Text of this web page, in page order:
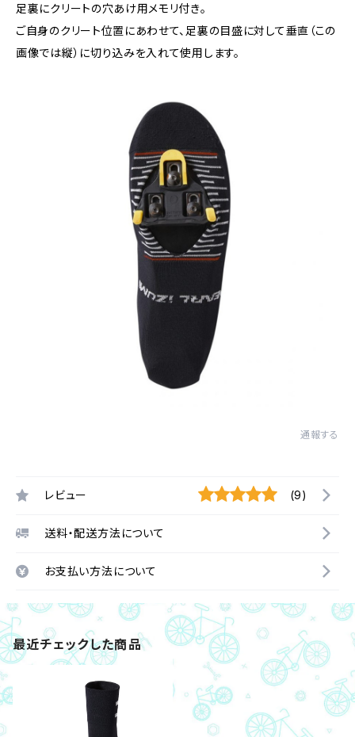
足裏にクリートの穴あけ用メモリ付き。
ご自身のクリート位置にあわせて、足裏の目盛に対して垂直（この
画像では縦）に切り込みを入れて使用します。
通報する
レビュー (9)
送料・配送方法について
お支払い方法について
最近チェックした商品